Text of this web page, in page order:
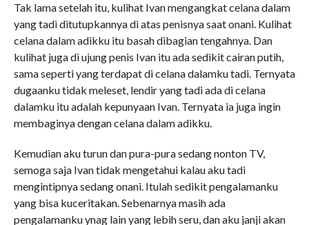
Tak lama setelah itu, kulihat Ivan mengangkat celana dalam
yang tadi ditutupkannya di atas penisnya saat onani. Kulihat
celana dalam adikku itu basah dibagian tengahnya. Dan
kulihat juga di ujung penis Ivan itu ada sedikit cairan putih,
sama seperti yang terdapat di celana dalamku tadi. Ternyata
dugaanku tidak meleset, lendir yang tadi ada di celana
dalamku itu adalah kepunyaan Ivan. Ternyata ia juga ingin
membaginya dengan celana dalam adikku.
Kemudian aku turun dan pura-pura sedang nonton TV,
semoga saja Ivan tidak mengetahui kalau aku tadi
mengintipnya sedang onani. Itulah sedikit pengalamanku
yang bisa kuceritakan. Sebenarnya masih ada
pengalamanku ynag lain yang lebih seru, dan aku janji akan